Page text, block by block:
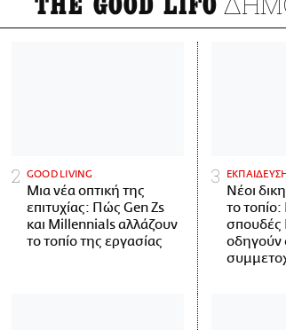
GOOD LIVING
Μια νέα οπτική της
επιτυχίας: Πώς Gen Zs
και Millennials αλλάζουν
το τοπίο της εργασίας
Νέοι
το
σπουδές
οδηγούν